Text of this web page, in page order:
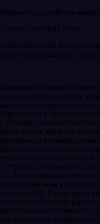
Резюме на английском языке
Список ключевых слов;
Ключевые слова:
психическое развитие,
Введение . Влияние
на психическое развитие
экологии человека и имеет
образования и
в районах с повышенным
детей имеют признаки
заболеваний нервной
формы экологозависимых
детей:
настроение, обидчивость,
[6], эмоциональная
адаптационными
внимания [9]. В ряде работ
негативном влиянии
зрительного восприятия [4],
токсикантов на развитие